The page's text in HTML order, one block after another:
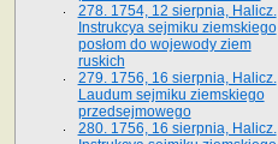
278. 1754, 12 sierpnia, Halicz.
Instrukcya sejmiku ziemskiego
posłom do wojewody ziem
ruskich
279. 1756, 16 sierpnia, Halicz.
Laudum sejmiku ziemskiego
przedsejmowego
280. 1756, 16 sierpnia, Halicz.